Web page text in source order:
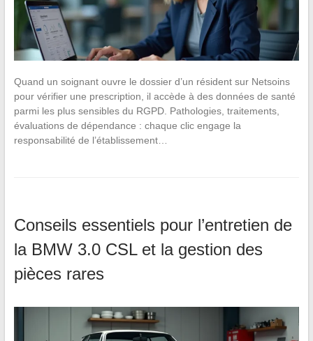
Quand un soignant ouvre le dossier d’un résident sur Netsoins
pour vérifier une prescription, il accède à des données de santé
parmi les plus sensibles du RGPD. Pathologies, traitements,
évaluations de dépendance : chaque clic engage la
responsabilité de l’établissement…
Conseils essentiels pour l’entretien de
la BMW 3.0 CSL et la gestion des
pièces rares